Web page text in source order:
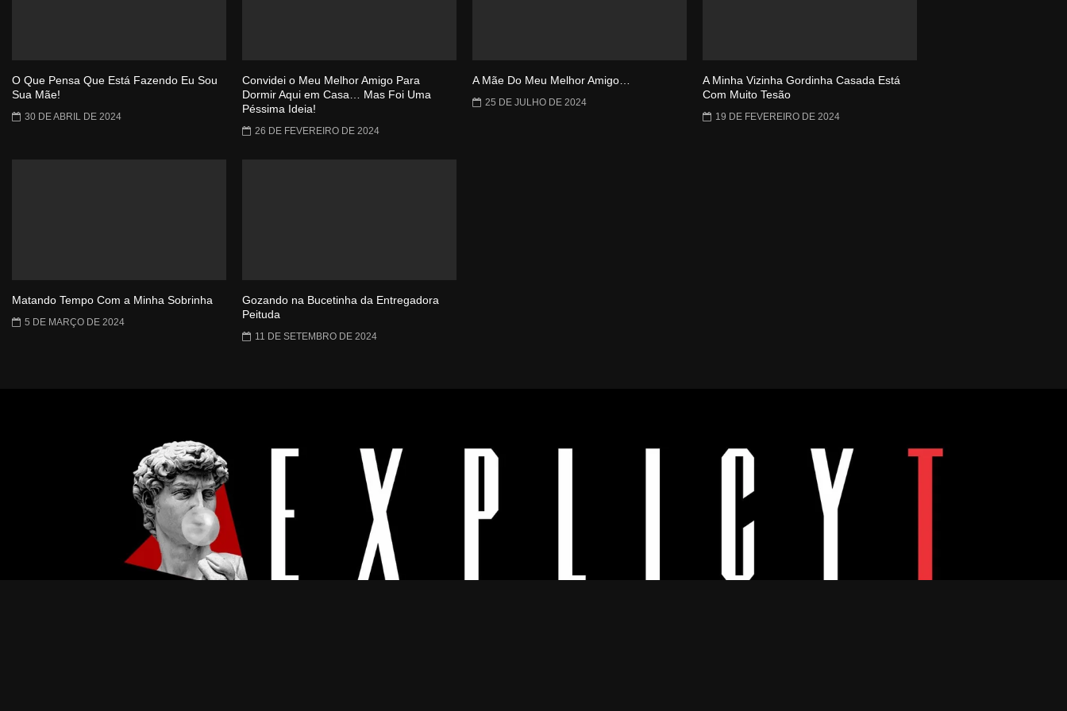
O Que Pensa Que Está Fazendo Eu Sou
Sua Mãe!
30 DE ABRIL DE 2024
Convidei o Meu Melhor Amigo Para
Dormir Aqui em Casa… Mas Foi Uma
Péssima Ideia!
26 DE FEVEREIRO DE 2024
A Mãe Do Meu Melhor Amigo…
25 DE JULHO DE 2024
A Minha Vizinha Gordinha Casada Está
Com Muito Tesão
19 DE FEVEREIRO DE 2024
Matando Tempo Com a Minha Sobrinha
5 DE MARÇO DE 2024
Gozando na Bucetinha da Entregadora
Peituda
11 DE SETEMBRO DE 2024